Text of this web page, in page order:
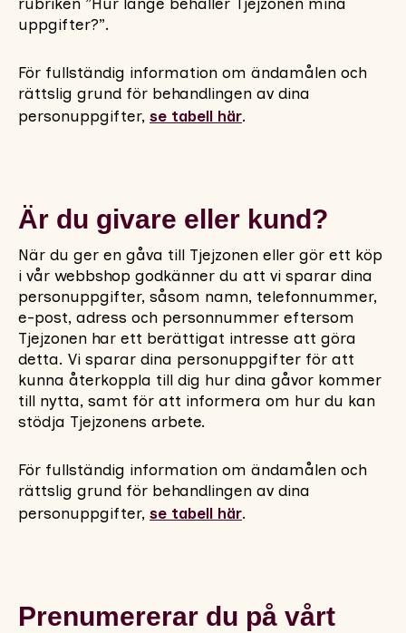
rubriken ”Hur länge behåller Tjejzonen mina
uppgifter?”.
För fullständig information om ändamålen och
rättslig grund för behandlingen av dina
personuppgifter, se tabell här.
Är du givare eller kund?
När du ger en gåva till Tjejzonen eller gör ett köp
i vår webbshop godkänner du att vi sparar dina
personuppgifter, såsom namn, telefonnummer,
e-post, adress och personnummer eftersom
Tjejzonen har ett berättigat intresse att göra
detta. Vi sparar dina personuppgifter för att
kunna återkoppla till dig hur dina gåvor kommer
till nytta, samt för att informera om hur du kan
stödja Tjejzonens arbete.
För fullständig information om ändamålen och
rättslig grund för behandlingen av dina
personuppgifter, se tabell här.
Prenumererar du på vårt